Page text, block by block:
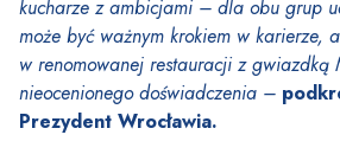
kucharze z ambicjami – dla obu grup
może być ważnym krokiem w karierze,
w renomowanej restauracji z gwiazdką
nieocenionego doświadczenia –
Prezydent Wrocławia.